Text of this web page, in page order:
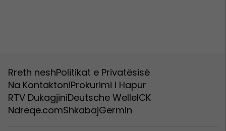
Rreth neshPolitikat e Privatësisë
Na KontaktoniProkurimi i Hapur
RTV DukagjiniDeutsche WelleICK
Ndreqe.comShkabajGermin